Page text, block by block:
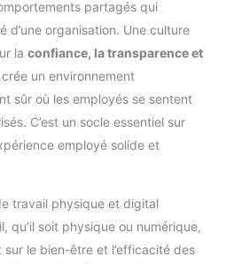
partagés qui
d’une organisation. Une culture
la confiance, la transparence et
crée un environnement
sûr où les employés se sentent
C’est un socle essentiel sur
employé solide et
travail physique et digital
qu’il soit physique ou numérique,
le bien-être et l’efficacité des